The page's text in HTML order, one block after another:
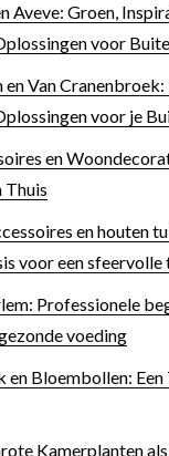
Aveve: Groen,
voor
en Van
voor je
en
Thuis
en houten
voor een sfeervolle
Professionele
voeding
en Bloembollen: Een
Kamerplanten